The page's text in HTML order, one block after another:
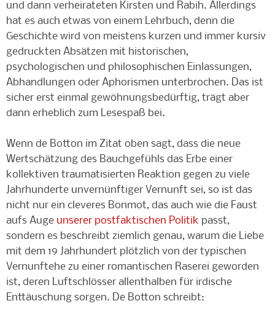
und dann verheirateten Kirsten und Rabih. Allerdings
hat es auch etwas von einem Lehrbuch, denn die
Geschichte wird von meistens kurzen und immer kursiv
gedruckten Absätzen mit historischen,
psychologischen und philosophischen Einlassungen,
Abhandlungen oder Aphorismen unterbrochen. Das ist
sicher erst einmal gewöhnungsbedürftig, trägt aber
dann erheblich zum Lesespaß bei.
Wenn de Botton im Zitat oben sagt, dass die neue
Wertschätzung des Bauchgefühls das Erbe einer
kollektiven traumatisierten Reaktion gegen zu viele
Jahrhunderte unvernünftiger Vernunft sei, so ist das
nicht nur ein cleveres Bonmot, das auch wie die Faust
aufs Auge unserer postfaktischen Politik passt,
sondern es beschreibt ziemlich genau, warum die Liebe
mit dem 19 Jahrhundert plötzlich von der typischen
Vernunftehe zu einer romantischen Raserei geworden
ist, deren Luftschlösser allenthalben für irdische
Enttäuschung sorgen. De Botton schreibt: